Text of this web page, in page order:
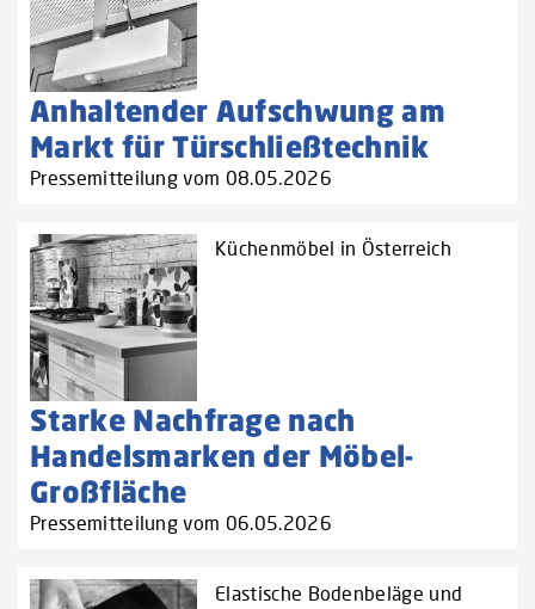
Anhaltender Aufschwung am
Markt für Türschließtechnik
Pressemitteilung vom 08.05.2026
Küchenmöbel in Österreich
Starke Nachfrage nach
Handelsmarken der Möbel-
Großfläche
Pressemitteilung vom 06.05.2026
Elastische Bodenbeläge und